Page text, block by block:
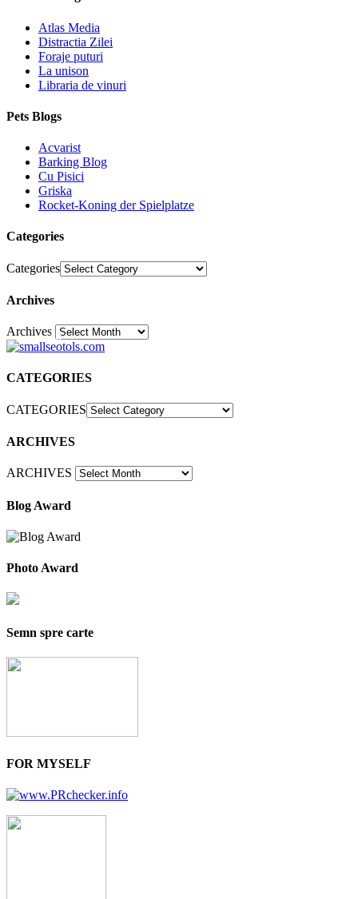
Atlas Media
Distractia Zilei
Foraje puturi
La unison
Libraria de vinuri
Pets Blogs
Acvarist
Barking Blog
Cu Pisici
Griska
Rocket-Koning der Spielplatze
Categories
Categories
Archives
Archives30
CATEGORIES
CATEGORIES
ARCHIVES
ARCHIVES
Blog Award
Photo Award
Semn spre carte
FOR MYSELF